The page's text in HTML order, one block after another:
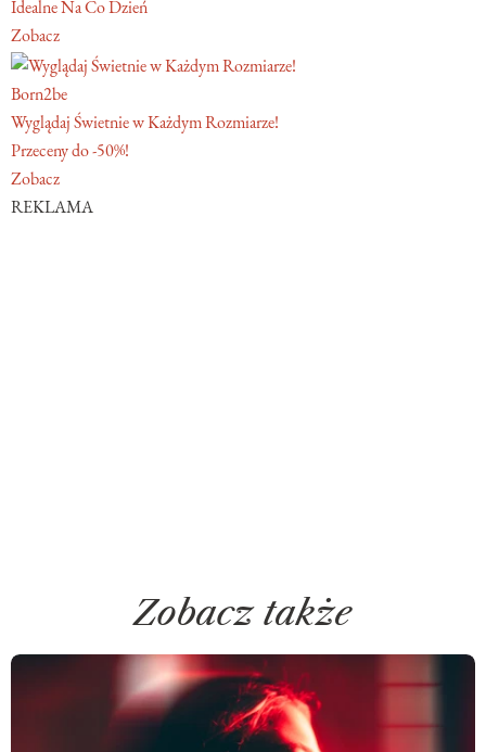
Idealne Na Co Dzień
Zobacz
Born2be
Wyglądaj Świetnie w Każdym Rozmiarze!
Przeceny do -50%!
Zobacz
REKLAMA
Zobacz także